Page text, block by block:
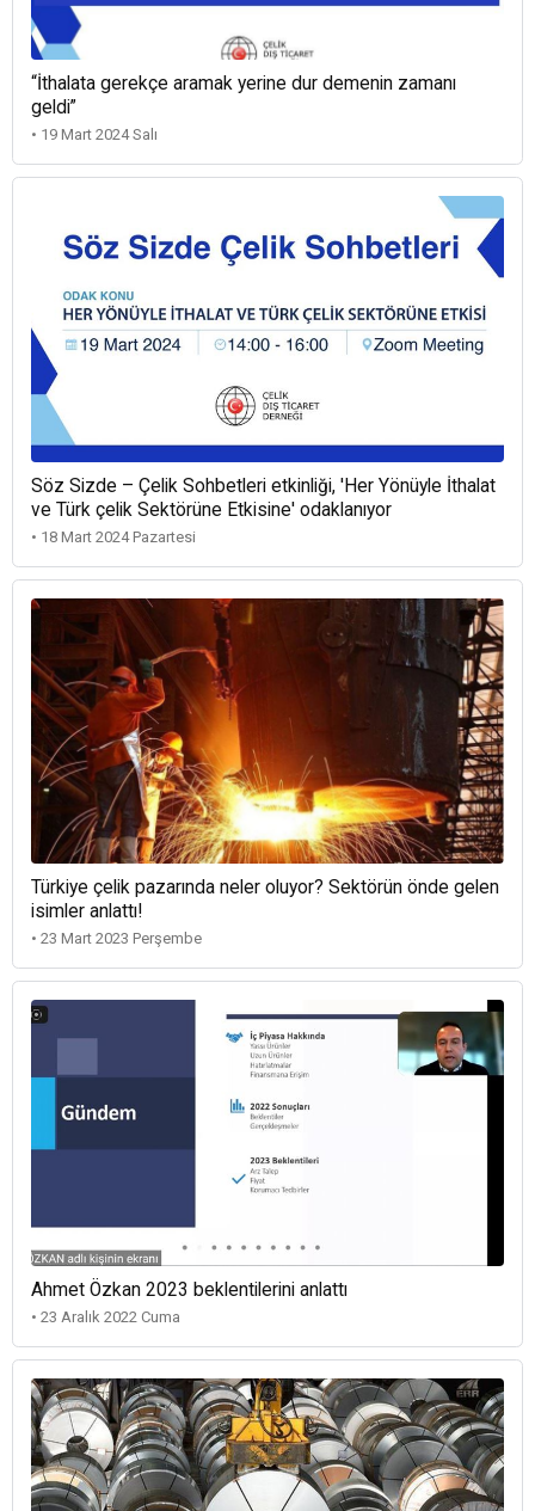
“İthalata gerekçe aramak yerine dur demenin zamanı
geldi”
• 19 Mart 2024 Salı
Söz Sizde – Çelik Sohbetleri etkinliği, 'Her Yönüyle İthalat
ve Türk çelik Sektörüne Etkisine' odaklanıyor
• 18 Mart 2024 Pazartesi
Türkiye çelik pazarında neler oluyor? Sektörün önde gelen
isimler anlattı!
• 23 Mart 2023 Perşembe
Ahmet Özkan 2023 beklentilerini anlattı
• 23 Aralık 2022 Cuma